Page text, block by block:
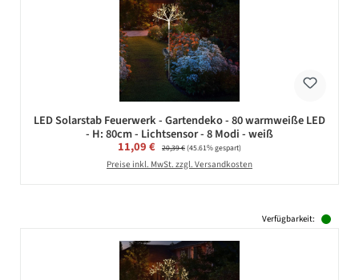
LED Solarstab Feuerwerk - Gartendeko - 80 warmweiße LED
- H: 80cm - Lichtsensor - 8 Modi - weiß
Verkaufspreis:
11,09 € Regulärer Preis:
20,39 €(45.61% gespart)
Preise inkl. MwSt. zzgl. Versandkosten
Verfügbarkeit: